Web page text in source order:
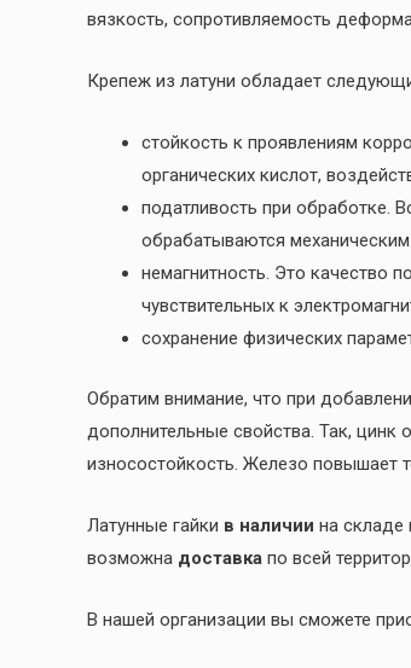
вязкость, сопротивляемость
Крепеж из латуни обладает
стойкость к проявлениям
органических кислот,
податливость при обработке.
обрабатываются
немагнитность. Это качество
чувствительных к
сохранение физических
Обратим внимание, что при
дополнительные свойства. Так, цинк
износостойкость. Железо повышает
Латунные гайки в наличии на складе
возможна доставка по всей
В нашей организации вы сможете